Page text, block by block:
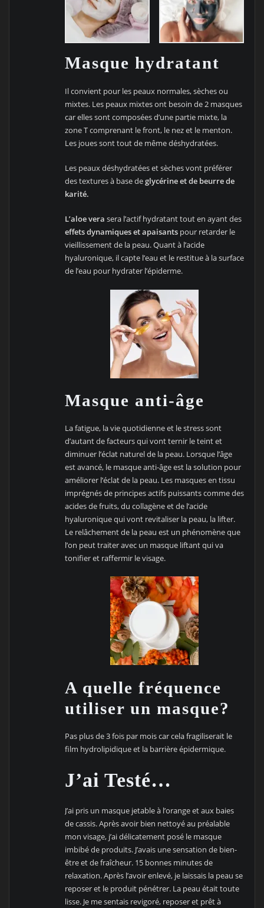
Masque hydratant
Il convient pour les peaux normales, sèches ou
mixtes. Les peaux mixtes ont besoin de 2 masques
car elles sont composées d’une partie mixte, la
zone T comprenant le front, le nez et le menton.
Les joues sont tout de même déshydratées.
Les peaux déshydratées et sèches vont préférer
des textures à base deglycérine et de beurre de
karité.
L’aloe vera sera l’actif hydratant tout en ayant des
effets dynamiques et apaisants pour retarder le
vieillissement de la peau. Quant à l’acide
hyaluronique, il capte l’eau et le restitue à la surface
de l’eau pour hydrater l’épiderme.
Masque anti-âge
La fatigue, la vie quotidienne et le stress sont
d’autant de facteurs qui vont ternir le teint et
diminuer l’éclat naturel de la peau. Lorsque l’âge
est avancé, le masque anti-âge est la solution pour
améliorer l’éclat de la peau. Les masques en tissu
imprégnés de principes actifs puissants comme des
acides de fruits, du collagène et de l’acide
hyaluronique qui vont revitaliser la peau, la lifter.
Le relâchement de la peau est un phénomène que
l’on peut traiter avec un masque liftant qui va
tonifier et raffermir le visage.
A quelle fréquence
utiliser un masque?
Pas plus de 3 fois par mois car cela fragiliserait le
film hydrolipidique et la barrière épidermique.
J’ai Testé…
J’ai pris un masque jetable à l’orange et aux baies
de cassis. Après avoir bien nettoyé au préalable
mon visage, j’ai délicatement posé le masque
imbibé de produits. J’avais une sensation de bien-
être et de fraîcheur. 15 bonnes minutes de
relaxation. Après l’avoir enlevé, je laissais la peau se
reposer et le produit pénétrer. La peau était toute
lisse. Je me sentais revigoré, reposer et prêt à